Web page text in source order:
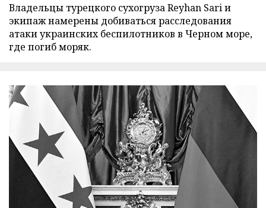
Владельцы турецкого сухогруза Reyhan Sari и
экипаж намерены добиваться расследования
атаки украинских беспилотников в Черном море,
где погиб моряк.